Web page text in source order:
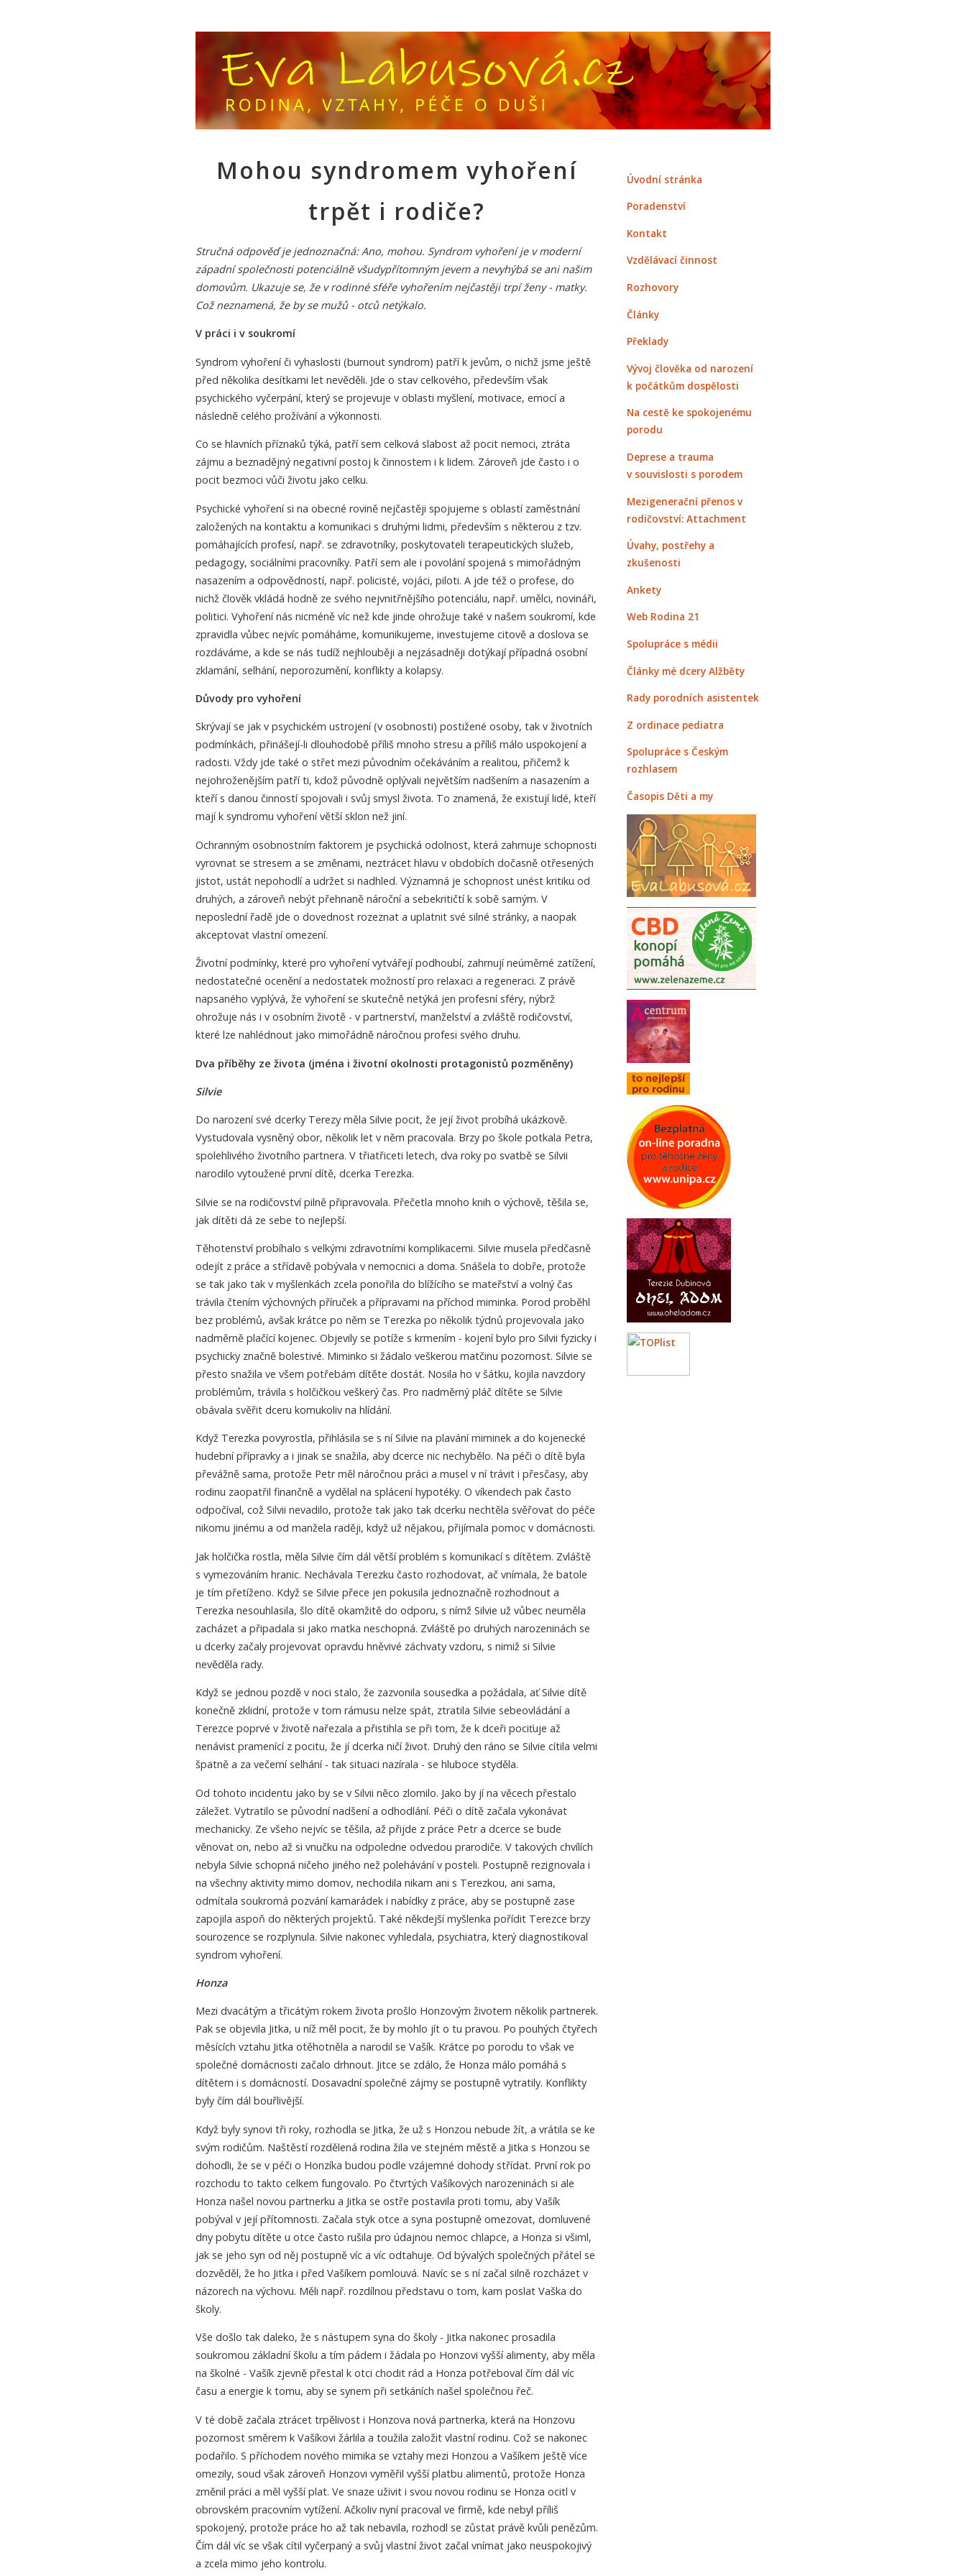
Mohou syndromem vyhoření
trpět i rodiče?
Stručná odpověď je jednoznačná: Ano, mohou. Syndrom vyhoření je v moderní
západní společnosti potenciálně všudypřítomným jevem a nevyhýbá se ani našim
domovům. Ukazuje se, že v rodinné sféře vyhořením nejčastěji trpí ženy - matky.
Což neznamená, že by se mužů - otců netýkalo.
V práci i v soukromí
Syndrom vyhoření či vyhaslosti (burnout syndrom) patří k jevům, o nichž jsme ještě
před několika desítkami let nevěděli. Jde o stav celkového, především však
psychického vyčerpání, který se projevuje v oblasti myšlení, motivace, emocí a
následně celého prožívání a výkonnosti.
Co se hlavních příznaků týká, patří sem celková slabost až pocit nemoci, ztráta
zájmu a beznadějný negativní postoj k činnostem i k lidem. Zároveň jde často i o
pocit bezmoci vůči životu jako celku.
Psychické vyhoření si na obecné rovině nejčastěji spojujeme s oblastí zaměstnání
založených na kontaktu a komunikaci s druhými lidmi, především s některou z tzv.
pomáhajících profesí, např. se zdravotníky, poskytovateli terapeutických služeb,
pedagogy, sociálními pracovníky. Patří sem ale i povolání spojená s mimořádným
nasazením a odpovědností, např. policisté, vojáci, piloti. A jde též o profese, do
nichž člověk vkládá hodně ze svého nejvnitřnějšího potenciálu, např. umělci, novináři,
politici. Vyhoření nás nicméně víc než kde jinde ohrožuje také v našem soukromí, kde
zpravidla vůbec nejvíc pomáháme, komunikujeme, investujeme citově a doslova se
rozdáváme, a kde se nás tudíž nejhlouběji a nejzásadněji dotýkají případná osobní
zklamání, selhání, neporozumění, konflikty a kolapsy.
Důvody pro vyhoření
Skrývají se jak v psychickém ustrojení (v osobnosti) postižené osoby, tak v životních
podmínkách, přinášejí-li dlouhodobě příliš mnoho stresu a příliš málo uspokojení a
radosti. Vždy jde také o střet mezi původním očekáváním a realitou, přičemž k
nejohroženějším patří ti, kdož původně oplývali největším nadšením a nasazením a
kteří s danou činností spojovali i svůj smysl života. To znamená, že existují lidé, kteří
mají k syndromu vyhoření větší sklon než jiní.
Ochranným osobnostním faktorem je psychická odolnost, která zahrnuje schopnosti
vyrovnat se stresem a se změnami, neztrácet hlavu v obdobích dočasně otřesených
jistot, ustát nepohodlí a udržet si nadhled. Významná je schopnost unést kritiku od
druhých, a zároveň nebýt přehnaně nároční a sebekritičtí k sobě samým. V
neposlední řadě jde o dovednost rozeznat a uplatnit své silné stránky, a naopak
akceptovat vlastní omezení.
Životní podmínky, které pro vyhoření vytvářejí podhoubí, zahrnují neúměrné zatížení,
nedostatečné ocenění a nedostatek možností pro relaxaci a regeneraci. Z právě
napsaného vyplývá, že vyhoření se skutečně netýká jen profesní sféry, nýbrž
ohrožuje nás i v osobním životě - v partnerství, manželství a zvláště rodičovství,
které lze nahlédnout jako mimořádně náročnou profesi svého druhu.
Dva příběhy ze života (jména i životní okolnosti protagonistů pozměněny)
Silvie
Do narození své dcerky Terezy měla Silvie pocit, že její život probíhá ukázkově.
Vystudovala vysněný obor, několik let v něm pracovala. Brzy po škole potkala Petra,
spolehlivého životního partnera. V třiatřiceti letech, dva roky po svatbě se Silvii
narodilo vytoužené první dítě, dcerka Terezka.
Silvie se na rodičovství pilně připravovala. Přečetla mnoho knih o výchově, těšila se,
jak dítěti dá ze sebe to nejlepší.
Těhotenství probíhalo s velkými zdravotními komplikacemi. Silvie musela předčasně
odejít z práce a střídavě pobývala v nemocnici a doma. Snášela to dobře, protože
se tak jako tak v myšlenkách zcela ponořila do blížícího se mateřství a volný čas
trávila čtením výchovných příruček a přípravami na příchod miminka. Porod proběhl
bez problémů, avšak krátce po něm se Terezka po několik týdnů projevovala jako
nadměrně plačící kojenec. Objevily se potíže s krmením - kojení bylo pro Silvii fyzicky i
psychicky značně bolestivé. Miminko si žádalo veškerou matčinu pozornost. Silvie se
přesto snažila ve všem potřebám dítěte dostát. Nosila ho v šátku, kojila navzdory
problémům, trávila s holčičkou veškerý čas. Pro nadměrný pláč dítěte se Silvie
obávala svěřit dceru komukoliv na hlídání.
Když Terezka povyrostla, přihlásila se s ní Silvie na plavání miminek a do kojenecké
hudební přípravky a i jinak se snažila, aby dcerce nic nechybělo. Na péči o dítě byla
převážně sama, protože Petr měl náročnou práci a musel v ní trávit i přesčasy, aby
rodinu zaopatřil finančně a vydělal na splácení hypotéky. O víkendech pak často
odpočíval, což Silvii nevadilo, protože tak jako tak dcerku nechtěla svěřovat do péče
nikomu jinému a od manžela raději, když už nějakou, přijímala pomoc v domácnosti.
Jak holčička rostla, měla Silvie čím dál větší problém s komunikací s dítětem. Zvláště
s vymezováním hranic. Nechávala Terezku často rozhodovat, ač vnímala, že batole
je tím přetíženo. Když se Silvie přece jen pokusila jednoznačně rozhodnout a
Terezka nesouhlasila, šlo dítě okamžitě do odporu, s nímž Silvie už vůbec neuměla
zacházet a připadala si jako matka neschopná. Zvláště po druhých narozeninách se
u dcerky začaly projevovat opravdu hněvivé záchvaty vzdoru, s nimiž si Silvie
nevěděla rady.
Když se jednou pozdě v noci stalo, že zazvonila sousedka a požádala, ať Silvie dítě
konečně zklidní, protože v tom rámusu nelze spát, ztratila Silvie sebeovládání a
Terezce poprvé v životě nařezala a přistihla se při tom, že k dceři pociťuje až
nenávist pramenící z pocitu, že jí dcerka ničí život. Druhý den ráno se Silvie cítila velmi
špatně a za večerní selhání - tak situaci nazírala - se hluboce styděla.
Od tohoto incidentu jako by se v Silvii něco zlomilo. Jako by jí na věcech přestalo
záležet. Vytratilo se původní nadšení a odhodlání. Péči o dítě začala vykonávat
mechanicky. Ze všeho nejvíc se těšila, až přijde z práce Petr a dcerce se bude
věnovat on, nebo až si vnučku na odpoledne odvedou prarodiče. V takových chvílích
nebyla Silvie schopná ničeho jiného než polehávání v posteli. Postupně rezignovala i
na všechny aktivity mimo domov, nechodila nikam ani s Terezkou, ani sama,
odmítala soukromá pozvání kamarádek i nabídky z práce, aby se postupně zase
zapojila aspoň do některých projektů. Také někdejší myšlenka pořídit Terezce brzy
sourozence se rozplynula. Silvie nakonec vyhledala, psychiatra, který diagnostikoval
syndrom vyhoření.
Honza
Mezi dvacátým a třicátým rokem života prošlo Honzovým životem několik partnerek.
Pak se objevila Jitka, u níž měl pocit, že by mohlo jít o tu pravou. Po pouhých čtyřech
měsících vztahu Jitka otěhotněla a narodil se Vašík. Krátce po porodu to však ve
společné domácnosti začalo drhnout. Jitce se zdálo, že Honza málo pomáhá s
dítětem i s domácností. Dosavadní společné zájmy se postupně vytratily. Konflikty
byly čím dál bouřlivější.
Když byly synovi tři roky, rozhodla se Jitka, že už s Honzou nebude žít, a vrátila se ke
svým rodičům. Naštěstí rozdělená rodina žila ve stejném městě a Jitka s Honzou se
dohodli, že se v péči o Honzíka budou podle vzájemné dohody střídat. První rok po
rozchodu to takto celkem fungovalo. Po čtvrtých Vašíkových narozeninách si ale
Honza našel novou partnerku a Jitka se ostře postavila proti tomu, aby Vašík
pobýval v její přítomnosti. Začala styk otce a syna postupně omezovat, domluvené
dny pobytu dítěte u otce často rušila pro údajnou nemoc chlapce, a Honza si všiml,
jak se jeho syn od něj postupně víc a víc odtahuje. Od bývalých společných přátel se
dozvěděl, že ho Jitka i před Vašíkem pomlouvá. Navíc se s ní začal silně rozcházet v
názorech na výchovu. Měli např. rozdílnou představu o tom, kam poslat Vaška do
školy.
Vše došlo tak daleko, že s nástupem syna do školy - Jitka nakonec prosadila
soukromou základní školu a tím pádem i žádala po Honzovi vyšší alimenty, aby měla
na školné - Vašík zjevně přestal k otci chodit rád a Honza potřeboval čím dál víc
času a energie k tomu, aby se synem při setkáních našel společnou řeč.
V té době začala ztrácet trpělivost i Honzova nová partnerka, která na Honzovu
pozornost směrem k Vašíkovi žárlila a toužila založit vlastní rodinu. Což se nakonec
podařilo. S příchodem nového mimika se vztahy mezi Honzou a Vašíkem ještě více
omezily, soud však zároveň Honzovi vyměřil vyšší platbu alimentů, protože Honza
změnil práci a měl vyšší plat. Ve snaze uživit i svou novou rodinu se Honza ocitl v
obrovském pracovním vytížení. Ačkoliv nyní pracoval ve firmě, kde nebyl příliš
spokojený, protože práce ho až tak nebavila, rozhodl se zůstat právě kvůli penězům.
Čím dál víc se však cítil vyčerpaný a svůj vlastní život začal vnímat jako neuspokojivý
a zcela mimo jeho kontrolu.
Úvodní stránka
Poradenství
Kontakt
Vzdělávací činnost
Rozhovory
Články
Překlady
Vývoj člověka od narození
k počátkům dospělosti
Na cestě ke spokojenému
porodu
Deprese a trauma
v souvislosti s porodem
Mezigenerační přenos v
rodičovství: Attachment
Úvahy, postřehy a
zkušenosti
Ankety
Web Rodina 21
Spolupráce s médii
Články mé dcery Alžběty
Rady porodních asistentek
Z ordinace pediatra
Spolupráce s Českým
rozhlasem
Časopis Děti a my